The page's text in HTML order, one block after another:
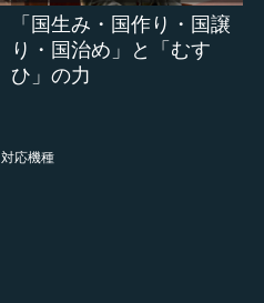
「国生み・国作り・国譲
り・国治め」と「むす
ひ」の力
対応機種